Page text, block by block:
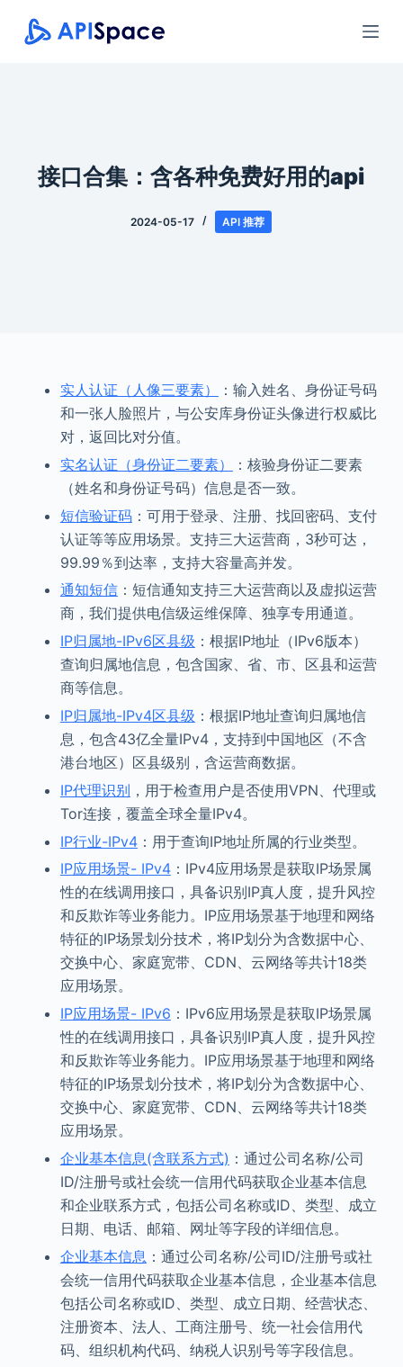
跳
过
接口合集：含各种免费好用的api
2024-05-17 API 推荐
实人认证（人像三要素）
：输入姓名、身份证号码
和一张人脸照片，与公安库身份证头像进行权威比
对，返回比对分值。
实名认证（身份证二要素）
：核验身份证二要素
（姓名和身份证号码）信息是否一致。
短信验证码：可用于登录、注册、找回密码、支付
认证等等应用场景。支持三大运营商，3秒可达，
99.99％到达率，支持大容量高并发。
通知短信：短信通知支持三大运营商以及虚拟运营
商，我们提供电信级运维保障、独享专用通道。
IP归属地-IPv6区县级 ：根据IP地址（IPv6版本）
查询归属地信息，包含国家、省、市、区县和运营
商等信息。
IP归属地-IPv4区县级 ：根据IP地址查询归属地信
息，包含43亿全量IPv4，支持到中国地区（不含
港台地区）区县级别，含运营商数据。
IP代理识别 ，用于检查用户是否使用VPN、代理或
Tor连接，覆盖全球全量IPv4。
IP行业-IPv4：用于查询IP地址所属的行业类型。
IP应用场景- IPv4：IPv4应用场景是获取IP场景属
性的在线调用接口，具备识别IP真人度，提升风控
和反欺诈等业务能力。IP应用场景基于地理和网络
特征的IP场景划分技术，将IP划分为含数据中心、
交换中心、家庭宽带、CDN、云网络等共计18类
应用场景。
IP应用场景- IPv6 ：IPv6应用场景是获取IP场景属
性的在线调用接口，具备识别IP真人度，提升风控
和反欺诈等业务能力。IP应用场景基于地理和网络
特征的IP场景划分技术，将IP划分为含数据中心、
交换中心、家庭宽带、CDN、云网络等共计18类
应用场景。
企业基本信息(含联系方式) ：通过公司名称/公司
ID/注册号或社会统一信用代码获取企业基本信息
和企业联系方式，包括公司名称或ID、类型、成立
日期、电话、邮箱、网址等字段的详细信息。
企业基本信息 ：通过公司名称/公司ID/注册号或社
会统一信用代码获取企业基本信息，企业基本信息
包括公司名称或ID、类型、成立日期、经营状态、
注册资本、法人、工商注册号、统一社会信用代
码、组织机构代码、纳税人识别号等字段信息。